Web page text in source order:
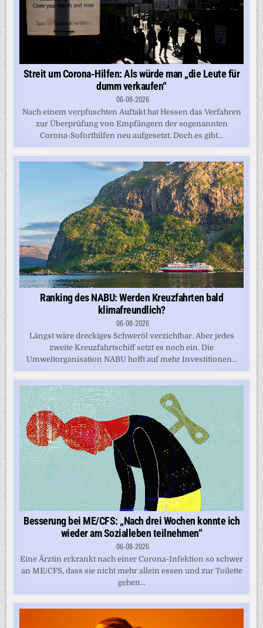
Streit um Corona-Hilfen: Als würde man „die Leute für
dumm verkaufen“
06-08-2026
Nach einem verpfuschten Auftakt hat Hessen das Verfahren
zur Überprüfung von Empfängern der sogenannten
Corona-Soforthilfen neu aufgesetzt. Doch es gibt...
Ranking des NABU: Werden Kreuzfahrten bald
klimafreundlich?
06-08-2026
Längst wäre dreckiges Schweröl verzichtbar. Aber jedes
zweite Kreuzfahrtschiff setzt es noch ein. Die
Umweltorganisation NABU hofft auf mehr Investitionen...
Besserung bei ME/CFS: „Nach drei Wochen konnte ich
wieder am Sozialleben teilnehmen“
06-08-2026
Eine Ärztin erkrankt nach einer Corona-Infektion so schwer
an ME/CFS, dass sie nicht mehr allein essen und zur Toilette
gehen...